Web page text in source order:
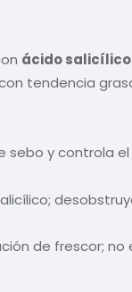
ácido salicílico
tendencia
sebo y controla el
de frescor;